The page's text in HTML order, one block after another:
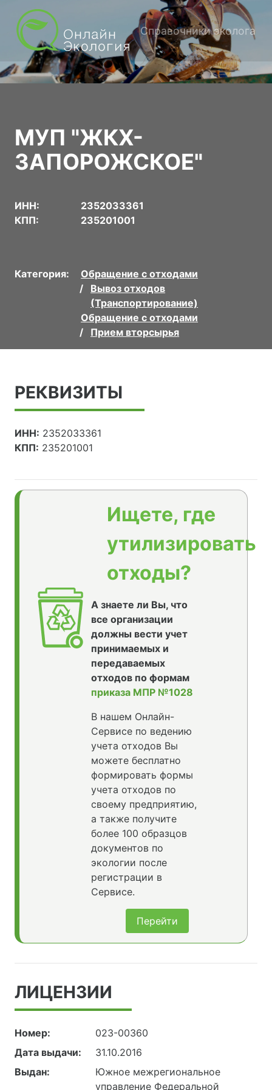
Справочники эколога
МУП "ЖКХ-
ЗАПОРОЖСКОЕ"
ИНН:
2352033361
КПП:
235201001
Категория:
Обращение с отходами
Вывоз отходов
(Транспортирование)
Обращение с отходами
Прием вторсырья
РЕКВИЗИТЫ
ИНН: 2352033361
КПП: 235201001
Ищете, где
утилизировать
отходы?
А знаете ли Вы, что
все организации
должны вести учет
принимаемых и
передаваемых
отходов по формам
приказа МПР №1028
В нашем Онлайн-
Сервисе по ведению
учета отходов Вы
можете бесплатно
формировать формы
учета отходов по
своему предприятию,
а также получите
более 100 образцов
документов по
экологии после
регистрации в
Сервисе.
Перейти
ЛИЦЕНЗИИ
Номер:
023-00360
Дата выдачи:
31.10.2016
Выдан:
Южное межрегиональное
управление Федеральной